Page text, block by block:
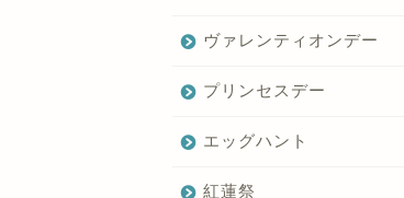
ヴァレンティオンデー
プリンセスデー
エッグハント
紅蓮祭